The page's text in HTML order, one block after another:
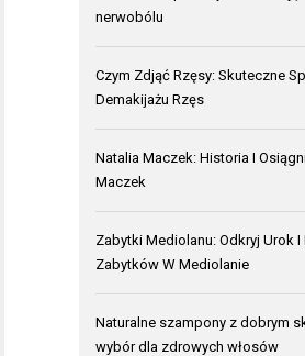
nerwobólu
Czym Zdjąć Rzęsy: Skuteczne
Demakijażu Rzęs
Natalia Maczek: Historia I
Maczek
Zabytki Mediolanu: Odkryj Urok I
Zabytków W Mediolanie
Naturalne szampony z dobrym
wybór dla zdrowych włosów